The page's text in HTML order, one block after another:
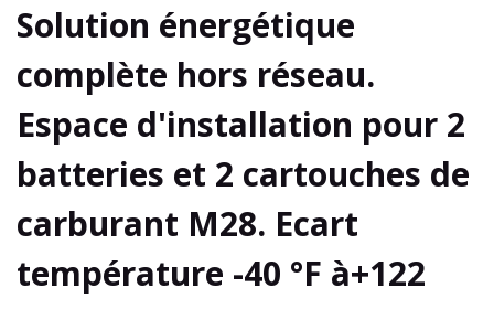
Solution énergétique
complète hors réseau.
Espace d'installation pour 2
batteries et 2 cartouches de
carburant M28. Ecart
température -40 °F à+122